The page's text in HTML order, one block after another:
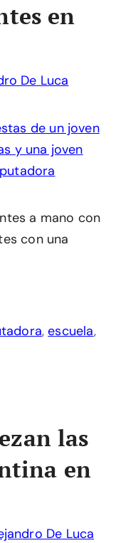
en
De Luca
a mano con
con una
,escuela,
las
en
De Luca